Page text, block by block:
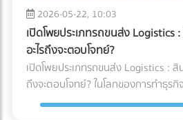
แพลตฟอร์มรวมธุรกิจ B2B อันดับหนึ่งข
x-ray ตรวจจับพลาสติกบาง, ยาง, หรื
ซึ่งเป็นสิ่งที่รังสี X-ray แบบเดิมมักจะ
ภัณฑ์และน้ำหนักในขั้นตอนเดียว: เครื่อง
ตรวจสอบรอยซีลรั่ว สินค้าแหว่งหาย แ
กับการหาสิ่งแปลกปลอมในเสี้ยววินาที
Cloud Monitoring: เชื่อมต่อข้อมูลขึ้น
ทำให้ผู้จัดการโรงงานรู้ได้ทันทีว่าของ
2026-05-22, 10:03
เปิดโพยประเภทรถขนส่ง Logistics
อะไรถึงจะตอบโจทย์?
เปิดโพยประเภทรถขนส่ง Logistics : สิ
ถึงจะตอบโจทย์? ในโลกของการทำธุรกิ
การขนส่งสินค้าไม่ใช่แค่การนำของจา